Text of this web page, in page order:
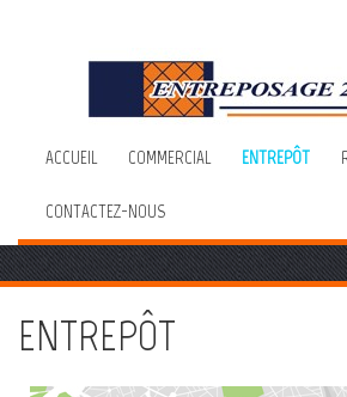
ACCUEIL COMMERCIAL ENTREPÔT
CONTACTEZ-NOUS
ENTREPÔT